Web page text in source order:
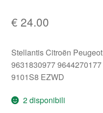
€ 24.00
Stellantis Citroën Peugeot
9631830977 9644270177
9101S8 EZWD
2 disponibili